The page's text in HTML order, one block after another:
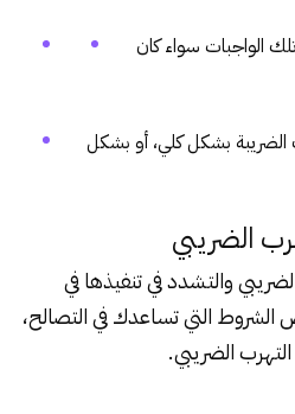
الواجبات سواء كان
الضريبة بشكل كلي، أو بشكل
الضريبي
والتشدد في تنفيذها في
التي تساعدك في التصالح،
الضريبي.